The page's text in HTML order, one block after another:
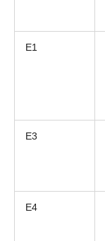
E1
E3
E4